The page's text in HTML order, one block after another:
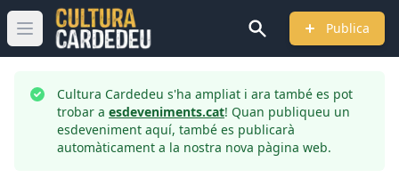
Obrir menú principal Publica
Cultura Cardedeu s'ha ampliat i ara també es pot
trobar a esdeveniments.cat! Quan publiqueu un
esdeveniment aquí, també es publicarà
automàticament a la nostra nova pàgina web.